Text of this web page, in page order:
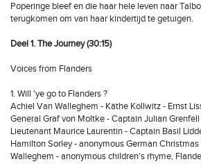
Poperinge bleef en die haar hele leven naar
terugkomen om van haar kindertijd te getuigen.
Deel 1. The Journey (30:15)
Voices from Flanders
1. Will 'ye go to Flanders ?
Achiel Van Walleghem - Käthe Kollwitz - Ernst
General Graf von Moltke - Captain Julian
Lieutenant Maurice Laurentin - Captain Basil
Hamilton Sorley - anonymous German Christmas
Walleghem - anonymous children's rhyme,